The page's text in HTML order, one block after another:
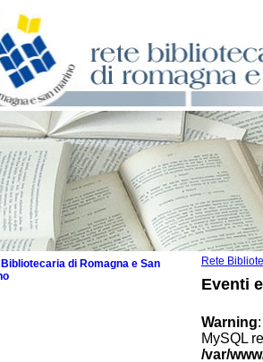
Rete
Eventi
Warning
MySQL
/var/
Bibliotecaria di Romagna e San